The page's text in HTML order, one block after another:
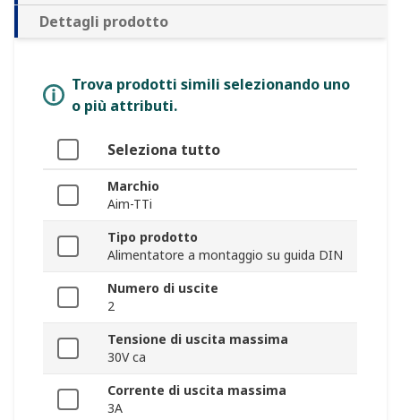
Dettagli prodotto
Trova prodotti simili selezionando uno
o più attributi.
Seleziona tutto
Marchio
Aim-TTi
Tipo prodotto
Alimentatore a montaggio su guida DIN
Numero di uscite
2
Tensione di uscita massima
30V ca
Corrente di uscita massima
3A